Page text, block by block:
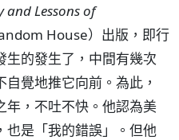
and Lessons of
House）出版，即行
生的發生了，中間有幾次
覺地推它向前。為此，
年，不吐不快。他認為美
也是「我的錯誤」。但他